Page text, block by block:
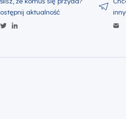
Udostępnij zawartość na
Udostępnij zawartość na
Udostępnij zawartość na